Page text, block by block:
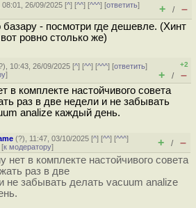
08:01, 26/09/2025 [^] [^^] [^^^] [ответить]
+ / –
базару - посмотри где дешевле. (Хинт
ровно столько же)
), 10:43, 26/09/2025 [^] [^^] [^^^] [ответить]
]
+2
+ / –
в комплекте настойчивого совета
раз в две недели и не забывать
analize каждый день.
(?), 11:47, 03/10/2025 [^] [^^] [^^^]
к модератору] + / –
нет в комплекте настойчивого совета
раз в две
не забывать делать vacuum analize